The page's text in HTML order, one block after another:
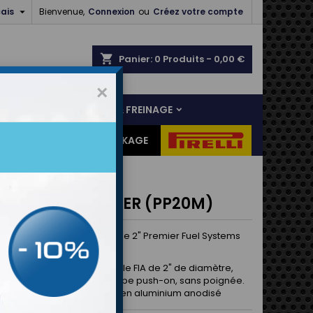
Bienvenue, Connexion ou Créez votre compte

shopping_cart Panier: 0 Produits - 0,00 €
LIAISON AU SOL & FREINAGE
CADEAUX DESTOCKAGE
MALE 2" PREMIER (PP20M)
carburant mâle unique de 2" Premier Fuel Systems
ravitaillement simple mâle FIA ​​de 2" de diamètre,
raccords de tuyau de type push-on, sans poignée.
de la plus haute qualité en aluminium anodisé
×